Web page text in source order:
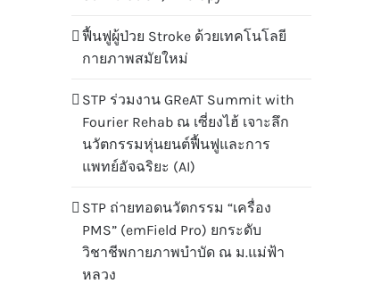
ฟื้นฟูผู้ป่วย Stroke ด้วยเทคโนโลยี
กายภาพสมัยใหม่
STP ร่วมงาน GReAT Summit with
Fourier Rehab ณ เซี่ยงไฮ้ เจาะลึก
นวัตกรรมหุ่นยนต์ฟื้นฟูและการ
แพทย์อัจฉริยะ (AI)
STP ถ่ายทอดนวัตกรรม “เครื่อง
PMS” (emField Pro) ยกระดับ
วิชาชีพกายภาพบำบัด ณ ม.แม่ฟ้า
หลวง